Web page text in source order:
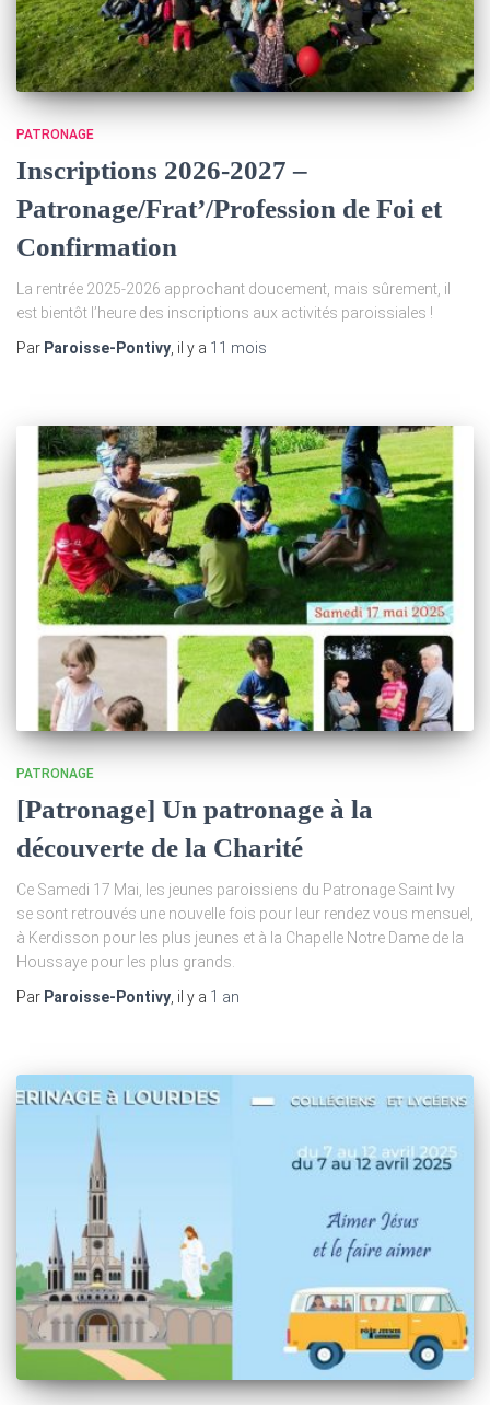
PATRONAGE
Inscriptions 2026-2027 –
Patronage/Frat’/Profession de Foi et
Confirmation
La rentrée 2025-2026 approchant doucement, mais sûrement, il
est bientôt l’heure des inscriptions aux activités paroissiales !
Par Paroisse-Pontivy, il y a 11 mois
PATRONAGE
[Patronage] Un patronage à la
découverte de la Charité
Ce Samedi 17 Mai, les jeunes paroissiens du Patronage Saint Ivy
se sont retrouvés une nouvelle fois pour leur rendez vous mensuel,
à Kerdisson pour les plus jeunes et à la Chapelle Notre Dame de la
Houssaye pour les plus grands.
Par Paroisse-Pontivy , il y a 1 an